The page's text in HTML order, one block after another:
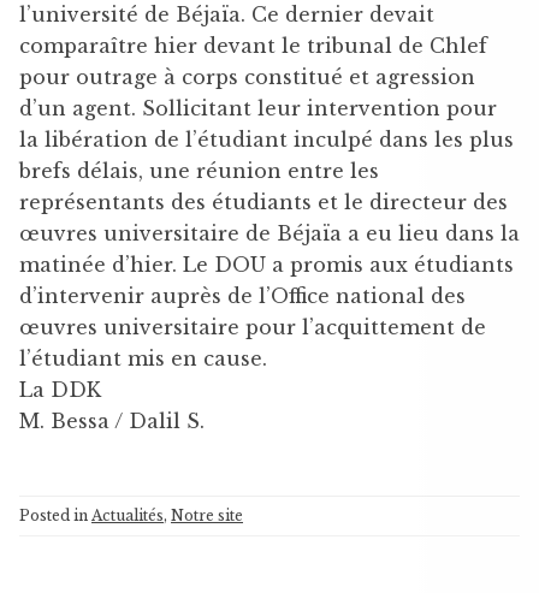
l’université de Béjaïa. Ce dernier devait
comparaître hier devant le tribunal de Chlef
pour outrage à corps constitué et agression
d’un agent. Sollicitant leur intervention pour
la libération de l’étudiant inculpé dans les plus
brefs délais, une réunion entre les
représentants des étudiants et le directeur des
œuvres universitaire de Béjaïa a eu lieu dans la
matinée d’hier. Le DOU a promis aux étudiants
d’intervenir auprès de l’Office national des
œuvres universitaire pour l’acquittement de
l’étudiant mis en cause.
La DDK
M. Bessa / Dalil S.
Posted in Actualités, Notre site